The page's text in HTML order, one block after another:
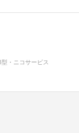
援B型・ニコサービ